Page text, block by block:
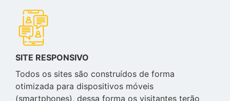
SITE RESPONSIVO
Todos os sites são construídos de forma
otimizada para dispositivos móveis
(smartphones), dessa forma os visitantes terão